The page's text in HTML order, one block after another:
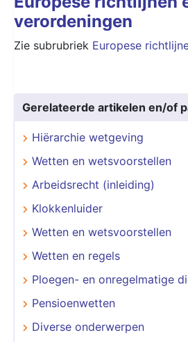
verordeningen
Zie subrubriek Europese
Gerelateerde artikelen en/of
Hiërarchie wetgeving
Wetten en wetsvoorstellen
Arbeidsrecht (inleiding)
Klokkenluider
Wetten en wetsvoorstellen
Wetten en regels
Ploegen- en onregelmatige
Pensioenwetten
Diverse onderwerpen